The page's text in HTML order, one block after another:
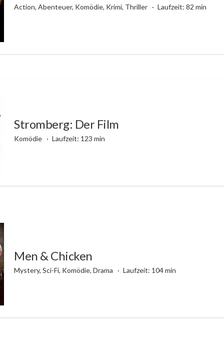
Action, Abenteuer, Komödie, Krimi, Thriller Laufzeit: 82 min
Stromberg: Der Film
Komödie Laufzeit: 123 min
Men & Chicken
Mystery, Sci-Fi, Komödie, Drama Laufzeit: 104 min